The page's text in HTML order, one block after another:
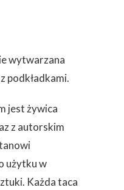
wytwarzana
podkładkami.
jest żywica
z autorskim
użytku w
Każda taca